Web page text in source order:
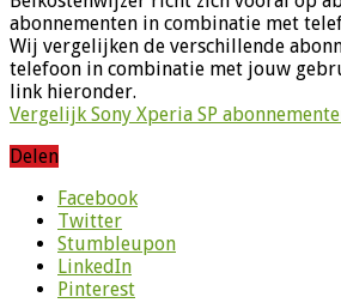
abonnementen in combinatie met
Wij vergelijken de verschillende
telefoon in combinatie met jouw
link hieronder.
Vergelijk Sony Xperia SP
Delen
Facebook
Twitter
Stumbleupon
LinkedIn
Pinterest